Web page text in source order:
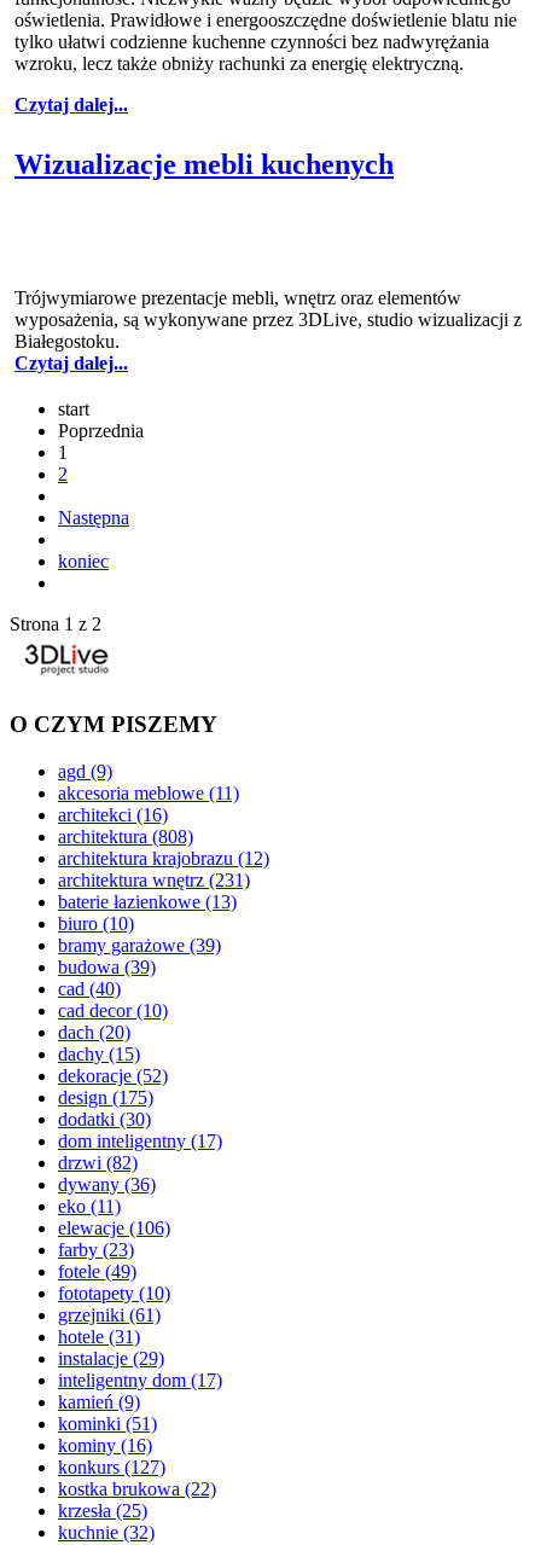
oświetlenia. Prawidłowe i energooszczędne doświetlenie blatu nie
tylko ułatwi codzienne kuchenne czynności bez nadwyrężania
wzroku, lecz także obniży rachunki za energię elektryczną.
Czytaj dalej...
Wizualizacje mebli kuchenych
Trójwymiarowe prezentacje mebli, wnętrz oraz elementów
wyposażenia, są wykonywane przez 3DLive, studio wizualizacji z
Białegostoku.
Czytaj dalej...
start
Poprzednia
1
2
Następna
koniec
Strona 1 z 2
O CZYM PISZEMY
agd (9)
akcesoria meblowe (11)
architekci (16)
architektura (808)
architektura krajobrazu (12)
architektura wnętrz (231)
baterie łazienkowe (13)
biuro (10)
bramy garażowe (39)
budowa (39)
cad (40)
cad decor(10)
dach (20)
dachy (15)
dekoracje (52)
design (175)
dodatki (30)
dom inteligentny (17)
drzwi (82)
dywany (36)
eko (11)
elewacje (106)
farby (23)
fotele (49)
fototapety (10)
grzejniki (61)
hotele (31)
instalacje (29)
inteligentny dom (17)
kamień (9)
kominki (51)
kominy (16)
konkurs (127)
kostka brukowa (22)
krzesła (25)
kuchnie (32)